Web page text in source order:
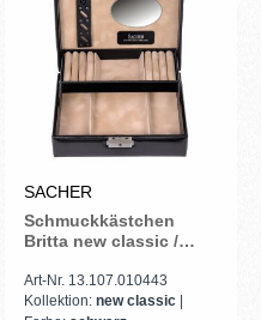
SACHER
Schmuckkästchen
Britta new classic /
Art-Nr. 13.107.010443
Kollektion: new classic